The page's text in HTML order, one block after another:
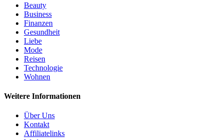
Beauty
Business
Finanzen
Gesundheit
Liebe
Mode
Reisen
Technologie
Wohnen
Weitere Informationen
Über Uns
Kontakt
Affiliatelinks